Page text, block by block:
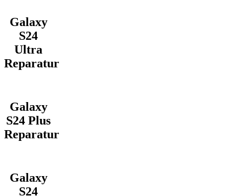
Galaxy
S24
Ultra
Reparatur
Galaxy
S24 Plus
Reparatur
Galaxy
S24